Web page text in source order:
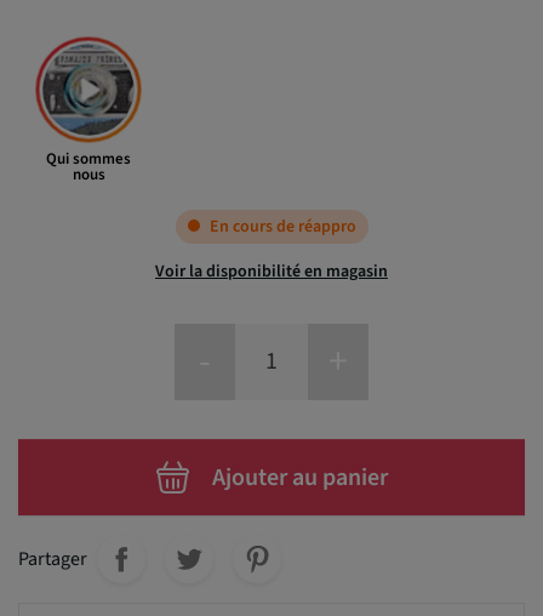
Qui sommes
nous
En cours de réappro
Voir la disponibilité en magasin
Ajouter au panier
Partager